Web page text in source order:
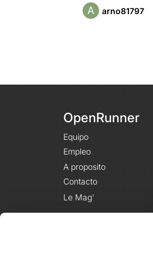
A arno81797
OpenRunner
Equipo
Empleo
A proposito
Contacto
Le Mag'